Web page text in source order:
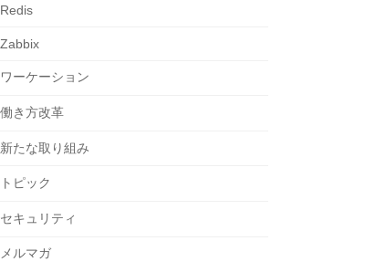
Redis
Zabbix
ワーケーション
働き方改革
新たな取り組み
トピック
セキュリティ
メルマガ